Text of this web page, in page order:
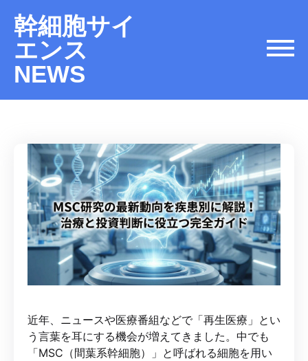
幹細胞サイ
エンス
NEWS
近年、ニュースや医療番組などで「再生医療」とい
う言葉を耳にする機会が増えてきました。中でも
「MSC（間葉系幹細胞）」と呼ばれる細胞を用い